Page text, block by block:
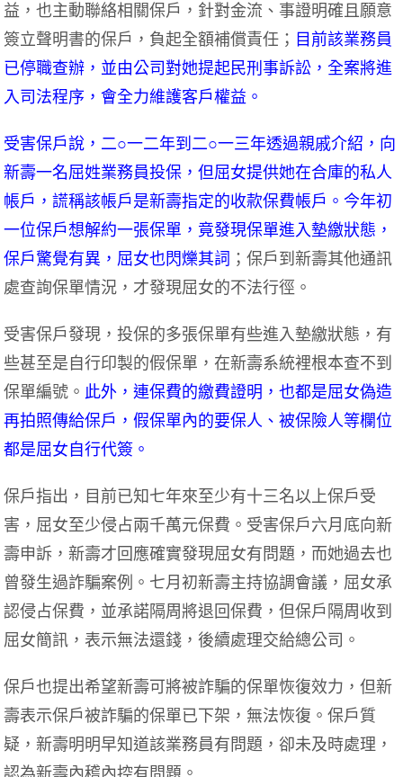
益，也主動聯絡相關保戶，針對金流、事證明確且願意
簽立聲明書的保戶，負起全額補償責任； 目前該業務員
已停職查辦，並由公司對她提起民刑事訴訟，全案將進
入司法程序，會全力維護客戶權益。
受害保戶說，二○一二年到二○一三年透過親戚介紹，向
新壽一名屈姓業務員投保，但屈女提供她在合庫的私人
帳戶，謊稱該帳戶是新壽指定的收款保費帳戶。今年初
一位保戶想解約一張保單，竟發現保單進入墊繳狀態，
保戶驚覺有異，屈女也閃爍其詞 ；保戶到新壽其他通訊
處查詢保單情況，才發現屈女的不法行徑。
受害保戶發現，投保的多張保單有些進入墊繳狀態，有
些甚至是自行印製的假保單，在新壽系統裡根本查不到
保單編號。 此外，連保費的繳費證明，也都是屈女偽造
再拍照傳給保戶，假保單內的要保人、被保險人等欄位
都是屈女自行代簽。
保戶指出，目前已知七年來至少有十三名以上保戶受
害，屈女至少侵占兩千萬元保費。受害保戶六月底向新
壽申訴，新壽才回應確實發現屈女有問題，而她過去也
曾發生過詐騙案例。七月初新壽主持協調會議，屈女承
認侵占保費，並承諾隔周將退回保費，但保戶隔周收到
屈女簡訊，表示無法還錢，後續處理交給總公司。
保戶也提出希望新壽可將被詐騙的保單恢復效力，但新
壽表示保戶被詐騙的保單已下架，無法恢復。保戶質
疑，新壽明明早知道該業務員有問題，卻未及時處理，
認為新壽內稽內控有問題。